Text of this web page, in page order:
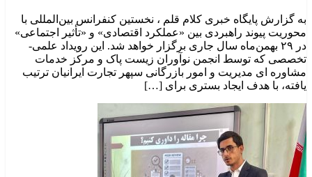
به گزارش پایگاه خبری کلام قلم ، نخستین کنفرانس بین‌المللی با
محوریت پیوند راهبردی بین «عملکرد اقتصادی» و «تأثیر اجتماعی»
در ۲۹ بهمن‌ماه سال جاری برگزار خواهد شد. این رویداد علمی-
تخصصی که توسط انجمن نوآوران زیست پاک و مرکز خدمات
مشاوره ای مدیریت و امور بازرگانی سپهر تجارت ایرانیان ترتیب
یافته، با هدف ایجاد بستری برای […]